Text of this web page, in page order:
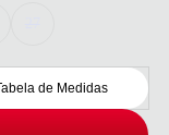
de Medidas